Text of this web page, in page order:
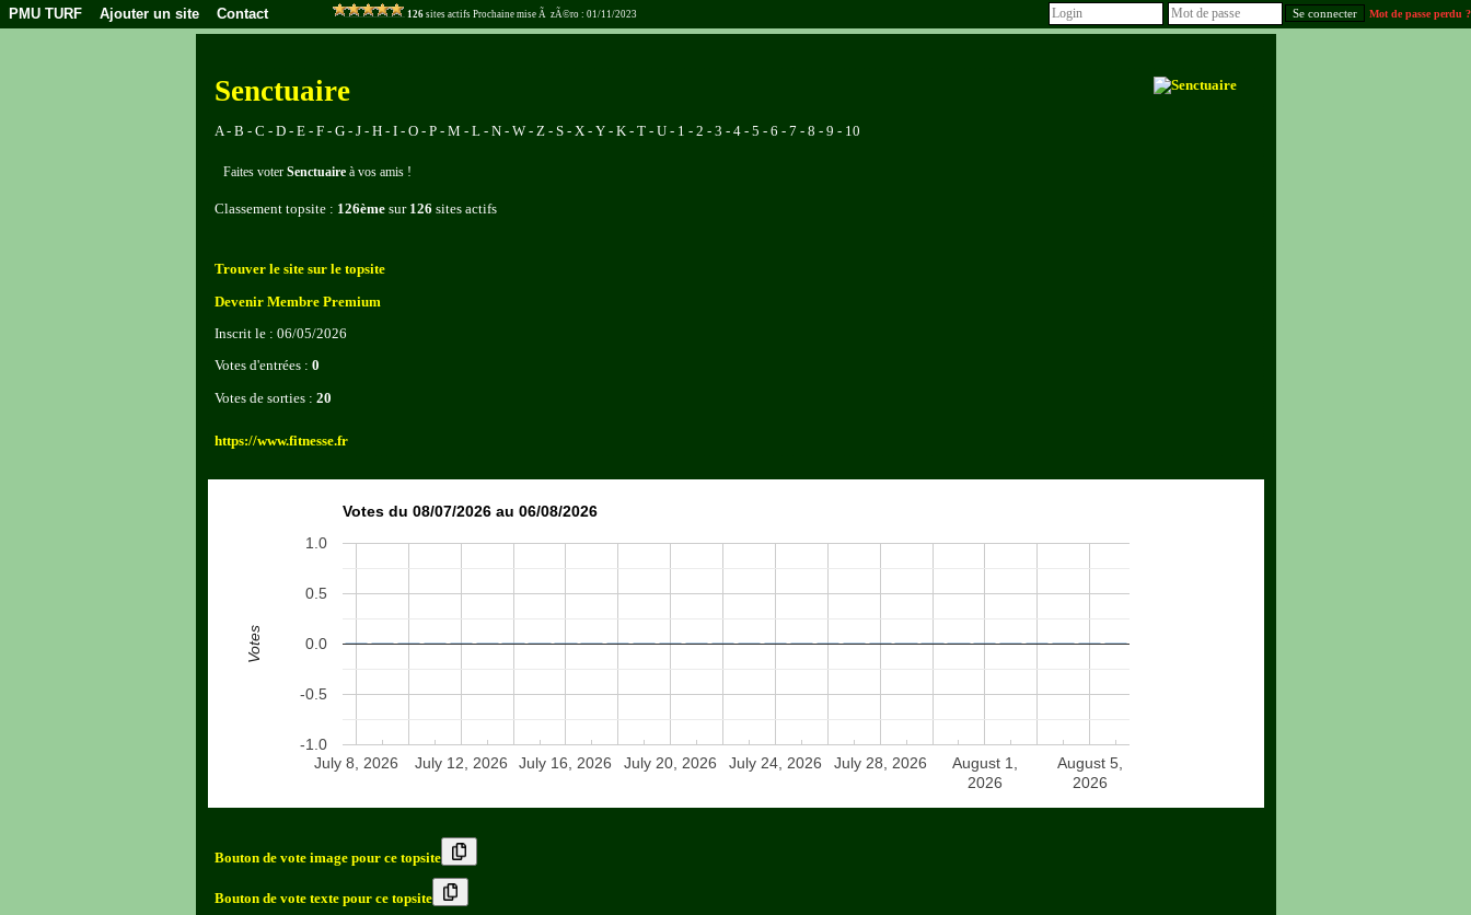
PMU TURF Ajouter un site Contact 126 sites actifs Prochaine mise Ã zÃ©ro : 01/11/2023 Mot de passe perdu ?
Senctuaire
A - B - C - D - E - F - G - J - H - I - O - P - M - L - N - W - Z - S - X - Y - K - T - U - 1 - 2 - 3 - 4 - 5 - 6 - 7 - 8 - 9 - 10
Faites voter Senctuaire à vos amis !
Classement topsite : 126èmesur 126 sites actifs
Trouver le site sur le topsite
Devenir Membre Premium
Inscrit le : 06/05/2026
Votes d'entrées : 0
Votes de sorties : 20
https://www.fitnesse.fr
Votes du 08/07/2026 au 06/08/2026
July 8, 2026 July 12, 2026 July 16, 2026 July 20, 2026 July 24, 2026 July 28, 2026
August 1,
2026
August 5,
2026
-1.0
-0.5
0.0
0.5
1.0
Votes
Bouton de vote image pour ce topsite
Bouton de vote texte pour ce topsite